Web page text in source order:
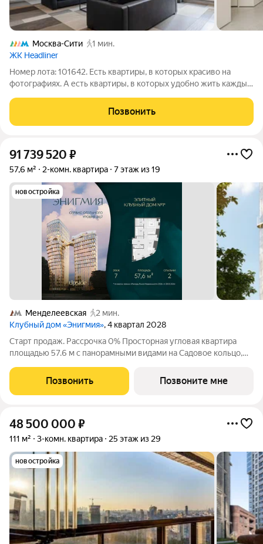
Москва-Сити
1 мин.
ЖК Headliner
Номер лота: 101642. Есть квартиры, в которых красиво на
фотографиях. А есть квартиры, в которых удобно жить каждый
организованного пространства. Просторная кухня-гостиная
станет местом,
Позвонить
91 739 520 ₽
57,6 м² 2-комн. квартира 7 этаж из 19
новостройка
Менделеевская
2 мин.
Клубный дом «Энигмия», 4 квартал 2028
Старт продаж. Рассрочка 0% Просторная угловая квартира
площадью 57.6 м с панорамными видами на Садовое кольцо,
мастер-спальней и гардеробной с окном. ЭНИГМИЯ дом-
скульптура, притягивающий
Позвонить Позвоните мне
48 500 000 ₽
111 м² 3-комн. квартира 25 этаж из 29
новостройка